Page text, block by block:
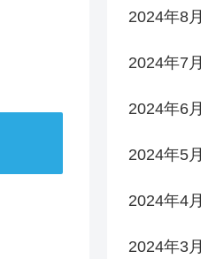
2024年8月
2024年7月
2024年6月
2024年5月
2024年4月
2024年3月